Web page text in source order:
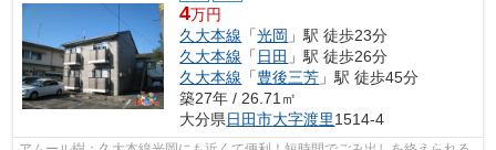
4万円
久大本線 「光岡 」駅 徒歩23分
久大本線 「 日田 」駅 徒歩26分
久大本線 「豊後三芳 」駅 徒歩45分
築27年 / 26.71㎡
大分県日田市大字渡里1514-4